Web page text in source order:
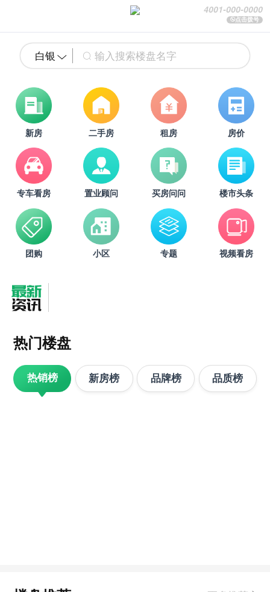
4001-000-0000
点击拨号
白银
新房 二手房 租房 房价
专车看房 置业顾问 买房问问 楼市头条
团购 小区 专题 视频看房
热门楼盘
热销榜 新房榜 品牌榜 品质榜